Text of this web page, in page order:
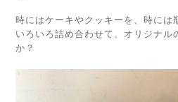
時にはケーキやクッキーを、時には
いろいろ詰め合わせて、オリジナル
か？